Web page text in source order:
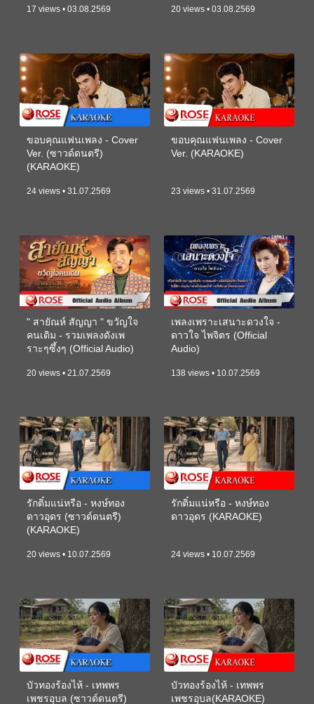
17 views • 03.08.2569 20 views • 03.08.2569
ขอบคุณแฟนเพลง - Cover
Ver. (ซาวด์ดนตรี)
(KARAOKE)
24 views • 31.07.2569
ขอบคุณแฟนเพลง - Cover
Ver. (KARAOKE)
23 views • 31.07.2569
" สายัณห์ สัญญา " ขวัญใจ
คนเดิม - รวมเพลงดังเพ
ราะๆซึ้งๆ (Official Audio)
20 views • 21.07.2569
เพลงเพราะเสนาะดวงใจ -
ดาวใจ ไพจิตร (Official
Audio)
138 views • 10.07.2569
รักติ๋มแน่หรือ - หงษ์ทอง
ดาวอุดร (ซาวด์ดนตรี)
(KARAOKE)
20 views • 10.07.2569
รักติ๋มแน่หรือ - หงษ์ทอง
ดาวอุดร (KARAOKE)
24 views • 10.07.2569
บัวทองร้องไห้ - เทพพร
เพชรอุบล (ซาวด์ดนตรี)
บัวทองร้องไห้ - เทพพร
เพชรอุบล(KARAOKE)